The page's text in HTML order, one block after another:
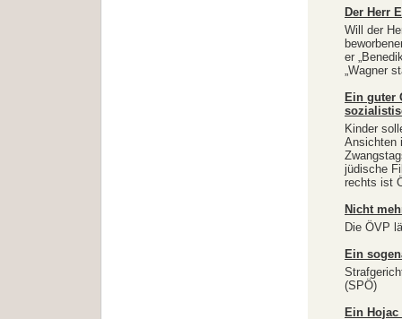
Der Herr
Will der
er
„Wagner
Ein guter
Kinder
Ansichten
jüdische
rechts ist
Nicht
Die ÖVP
Ein
(SPÖ)
Ein Hojac